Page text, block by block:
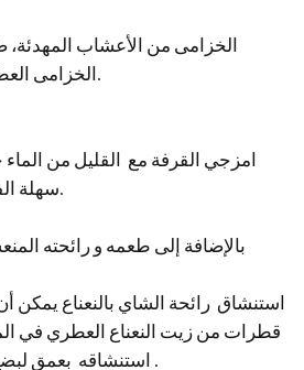
الخزامى العطري في مياه الاستحمام.
امزجي القرفة مع القليل من
سهلة الفرد على الجبين و الرقبة.
قطرات من زيت النعناع العطري في
استنشاقه بعمق لبضع دقائق يزيل الألم نهائيًا.